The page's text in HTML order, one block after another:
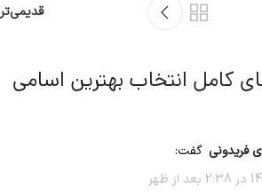
قدیمی‌تر
کامل انتخاب بهترین اسامی
فریدونی گفت: